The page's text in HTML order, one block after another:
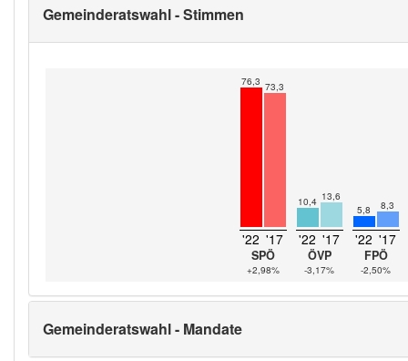
Gemeinderatswahl - Stimmen
76,3 73,3
'22 '17
SPÖ
+2,98%
10,4 13,6
'22 '17
ÖVP
-3,17%
5,8 8,3
'22 '17
FPÖ
-2,50%
Gemeinderatswahl - Mandate